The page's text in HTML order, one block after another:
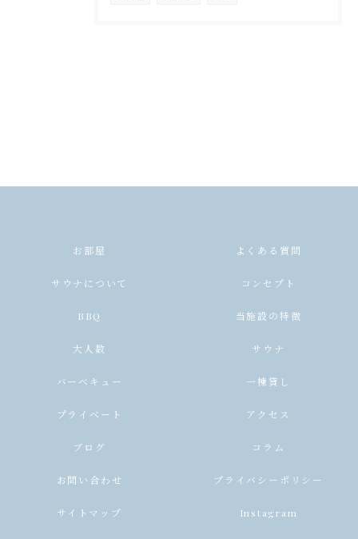
お部屋 よくある質問
サウナについて コンセプト
BBQ 当施設の特徴
大人数 サウナ
バーベキュー 一棟貸し
プライベート アクセス
ブログ コラム
お問い合わせ プライバシーポリシー
サイトマップ Instagram